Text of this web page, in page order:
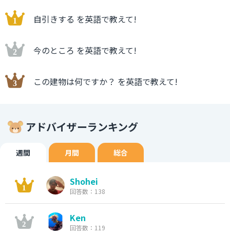
自引きする を英語で教えて!
今のところ を英語で教えて!
この建物は何ですか？ を英語で教えて!
アドバイザーランキング
週間 月間 総合
Shohei
回答数：138
Ken
回答数：119